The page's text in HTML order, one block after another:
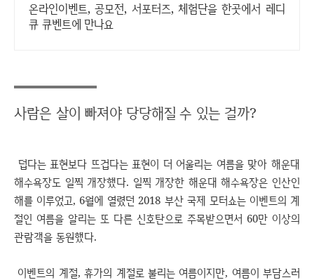
온라인이벤트, 공모전, 서포터즈, 체험단을 한곳에서 레디
큐 큐벤트에 만나요
사람은 살이 빠져야 당당해질 수 있는 걸까?
덥다는 표현보다 뜨겁다는 표현이 더 어울리는 여름을 맞아 해운대
해수욕장도 일찍 개장했다. 일찍 개장한 해운대 해수욕장은 인산인
해를 이루었고, 6월에 열렸던 2018 부산 국제 모터쇼는 이벤트의 계
절인 여름을 알리는 또 다른 신호탄으로 주목받으면서 60만 이상의
관람객을 동원했다.
이벤트의 계절, 휴가의 계절로 불리는 여름이지만, 여름이 부담스러